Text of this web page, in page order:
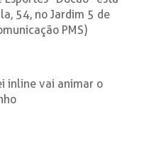
54, no Jardim 5 de
PMS)
inline vai animar o